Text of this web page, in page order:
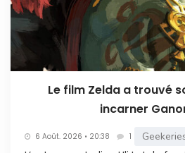
Le film Zelda a trouvé
incarner
6 Août. 2026 • 20:38 1